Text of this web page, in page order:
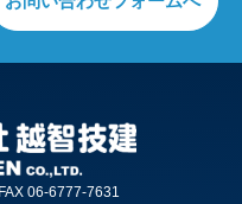
06-6777-7631